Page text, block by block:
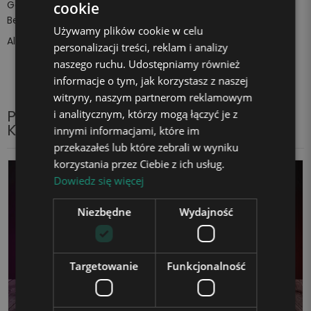
Gesicht zaubern und ihr das Gefühl geben, etwas
Besonderes zu sein.
Alles dank der
einzigartigen Plexido-Lampe!
Produkte aus der gleichen
Kategorie
cookie
Używamy plików cookie w celu
personalizacji treści, reklam i analizy
naszego ruchu. Udostępniamy również
informacje o tym, jak korzystasz z naszej
witryny, naszym partnerom reklamowym
i analitycznym, którzy mogą łączyć je z
innymi informacjami, które im
przekazałeś lub które zebrali w wyniku
korzystania przez Ciebie z ich usług.
Dowiedz się więcej
Niezbędne Wydajność
Targetowanie Funkcjonalność